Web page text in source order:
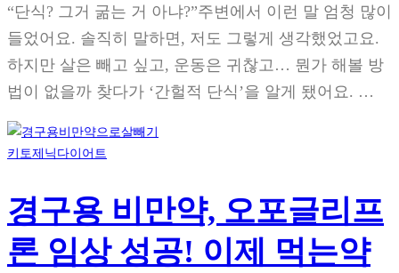
“단식? 그거 굶는 거 아냐?”주변에서 이런 말 엄청 많이
들었어요. 솔직히 말하면, 저도 그렇게 생각했었고요.
하지만 살은 빼고 싶고, 운동은 귀찮고… 뭔가 해볼 방
법이 없을까 찾다가 ‘간헐적 단식’을 알게 됐어요. …
키토제닉다이어트
경구용 비만약, 오포글리프
론 임상 성공! 이제 먹는약